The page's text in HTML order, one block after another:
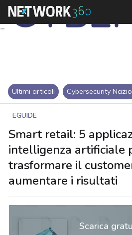
Ultimi articoli Cybersecurity
EGUIDE
Smart retail: 5
intelligenza artificiale
trasformare il
aumentare i risultati
Scarica